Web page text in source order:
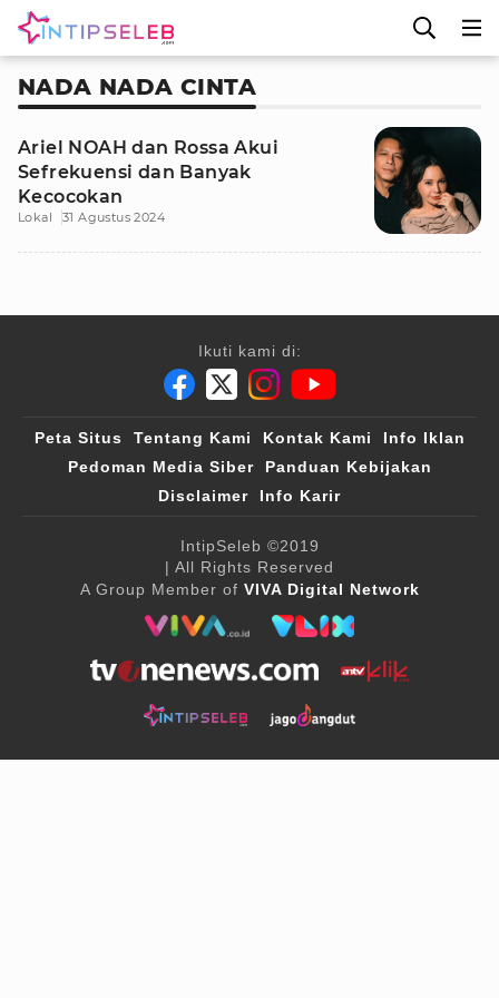
NADA NADA CINTA
Ariel NOAH dan Rossa Akui
Sefrekuensi dan Banyak
Kecocokan
Lokal 31 Agustus 2024
Ikuti kami di:
Peta Situs Tentang Kami Kontak Kami
Info Iklan
Pedoman Media Siber
Panduan Kebijakan
Disclaimer
Info Karir
IntipSeleb ©2019
| All Rights Reserved
A Group Member of VIVA Digital Network